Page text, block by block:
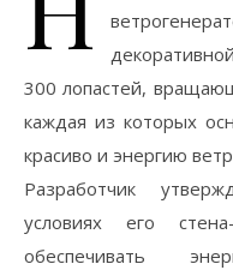
300 лопастей,
каждая из которых
красиво и энергию
Разработчик
условиях его
обеспечивать